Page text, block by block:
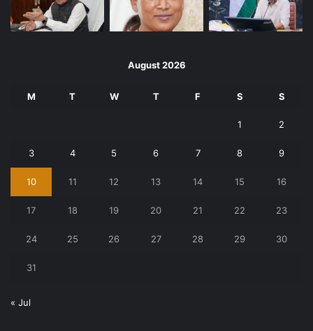
August 2026
M T W T F S S
1 2
3 4 5 6 7 8 9
10 11 12 13 14 15 16
17 18 19 20 21 22 23
24 25 26 27 28 29 30
31
« Jul